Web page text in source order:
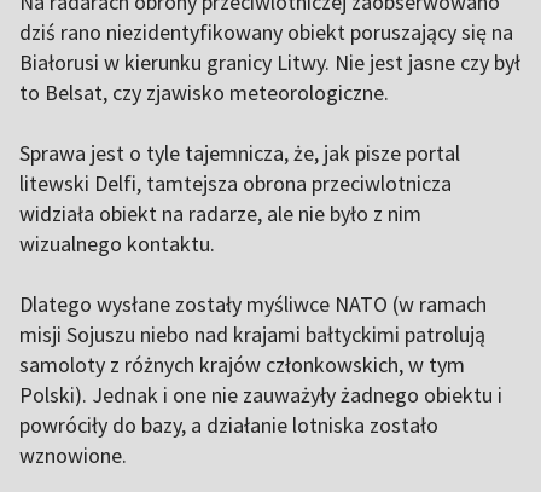
dziś rano niezidentyfikowany obiekt poruszający się na
Białorusi w kierunku granicy Litwy. Nie jest jasne czy był
to Belsat, czy zjawisko meteorologiczne.
Sprawa jest o tyle tajemnicza, że, jak pisze portal
litewski Delfi, tamtejsza obrona przeciwlotnicza
widziała obiekt na radarze, ale nie było z nim
wizualnego kontaktu.
Dlatego wysłane zostały myśliwce NATO (w ramach
misji Sojuszu niebo nad krajami bałtyckimi patrolują
samoloty z różnych krajów członkowskich, w tym
Polski). Jednak i one nie zauważyły żadnego obiektu i
powróciły do bazy, a działanie lotniska zostało
wznowione.